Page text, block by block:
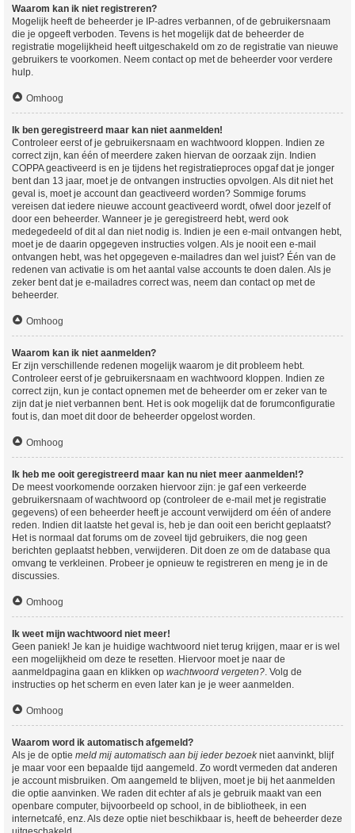
Waarom kan ik niet registreren?
Mogelijk heeft de beheerder je IP-adres verbannen, of de gebruikersnaam
die je opgeeft verboden. Tevens is het mogelijk dat de beheerder de
registratie mogelijkheid heeft uitgeschakeld om zo de registratie van nieuwe
gebruikers te voorkomen. Neem contact op met de beheerder voor verdere
hulp.
Omhoog
Ik ben geregistreerd maar kan niet aanmelden!
Controleer eerst of je gebruikersnaam en wachtwoord kloppen. Indien ze
correct zijn, kan één of meerdere zaken hiervan de oorzaak zijn. Indien
COPPA geactiveerd is en je tijdens het registratieproces opgaf dat je jonger
bent dan 13 jaar, moet je de ontvangen instructies opvolgen. Als dit niet het
geval is, moet je account dan geactiveerd worden? Sommige forums
vereisen dat iedere nieuwe account geactiveerd wordt, ofwel door jezelf of
door een beheerder. Wanneer je je geregistreerd hebt, werd ook
medegedeeld of dit al dan niet nodig is. Indien je een e-mail ontvangen hebt,
moet je de daarin opgegeven instructies volgen. Als je nooit een e-mail
ontvangen hebt, was het opgegeven e-mailadres dan wel juist? Één van de
redenen van activatie is om het aantal valse accounts te doen dalen. Als je
zeker bent dat je e-mailadres correct was, neem dan contact op met de
beheerder.
Omhoog
Waarom kan ik niet aanmelden?
Er zijn verschillende redenen mogelijk waarom je dit probleem hebt.
Controleer eerst of je gebruikersnaam en wachtwoord kloppen. Indien ze
correct zijn, kun je contact opnemen met de beheerder om er zeker van te
zijn dat je niet verbannen bent. Het is ook mogelijk dat de forumconfiguratie
fout is, dan moet dit door de beheerder opgelost worden.
Omhoog
Ik heb me ooit geregistreerd maar kan nu niet meer aanmelden!?
De meest voorkomende oorzaken hiervoor zijn: je gaf een verkeerde
gebruikersnaam of wachtwoord op (controleer de e-mail met je registratie
gegevens) of een beheerder heeft je account verwijderd om één of andere
reden. Indien dit laatste het geval is, heb je dan ooit een bericht geplaatst?
Het is normaal dat forums om de zoveel tijd gebruikers, die nog geen
berichten geplaatst hebben, verwijderen. Dit doen ze om de database qua
omvang te verkleinen. Probeer je opnieuw te registreren en meng je in de
discussies.
Omhoog
Ik weet mijn wachtwoord niet meer!
Geen paniek! Je kan je huidige wachtwoord niet terug krijgen, maar er is wel
een mogelijkheid om deze te resetten. Hiervoor moet je naar de
aanmeldpagina gaan en klikken op wachtwoord vergeten?. Volg de
instructies op het scherm en even later kan je je weer aanmelden.
Omhoog
Waarom word ik automatisch afgemeld?
Als je de optie meld mij automatisch aan bij ieder bezoekniet aanvinkt, blijf
je maar voor een bepaalde tijd aangemeld. Zo wordt vermeden dat anderen
je account misbruiken. Om aangemeld te blijven, moet je bij het aanmelden
die optie aanvinken. We raden dit echter af als je gebruik maakt van een
openbare computer, bijvoorbeeld op school, in de bibliotheek, in een
internetcafé, enz. Als deze optie niet beschikbaar is, heeft de beheerder deze